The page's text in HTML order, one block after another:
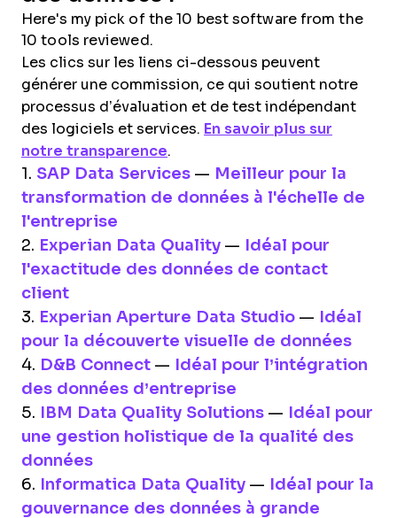
Here's my pick of the 10 best software from the
10 tools reviewed.
Les clics sur les liens ci-dessous peuvent
générer une commission, ce qui soutient notre
processus d’évaluation et de test indépendant
des logiciels et services. En savoir plus sur
notre transparence.
1. SAP Data Services — Meilleur pour la
transformation de données à l'échelle de
l'entreprise
2. Experian Data Quality —
Idéal pour
l'exactitude des données de contact
client
3. Experian Aperture Data Studio —
Idéal
pour la découverte visuelle de données
4. D&B Connect —
Idéal pour l’intégration
des données d’entreprise
5.
IBM Data Quality Solutions —
Idéal pour
une gestion holistique de la qualité des
données
6.
Informatica Data Quality —
Idéal pour la
gouvernance des données à grande